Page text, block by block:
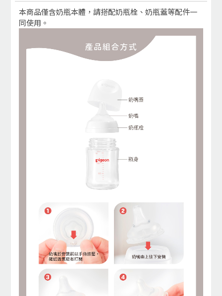
本商品僅含奶瓶本體，請搭配奶瓶栓、奶瓶蓋等配件一
同使用。